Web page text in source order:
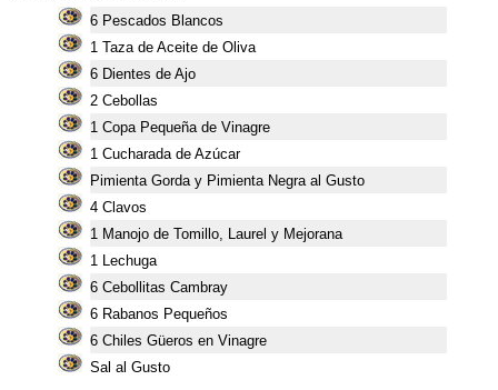
6 Pescados Blancos
1 Taza de Aceite de Oliva
6 Dientes de Ajo
2 Cebollas
1 Copa Pequeña de Vinagre
1 Cucharada de Azúcar
Pimienta Gorda y Pimienta Negra al Gusto
4 Clavos
1 Manojo de Tomillo, Laurel y Mejorana
1 Lechuga
6 Cebollitas Cambray
6 Rabanos Pequeños
6 Chiles Güeros en Vinagre
Sal al Gusto